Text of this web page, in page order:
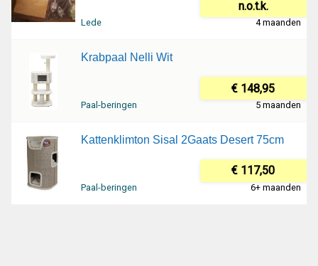
n.o.t.k.
Lede 4 maanden
Krabpaal Nelli Wit
€ 148,95
Paal-beringen 5 maanden
Kattenklimton Sisal 2Gaats Desert 75cm
€ 117,50
Paal-beringen 6+ maanden